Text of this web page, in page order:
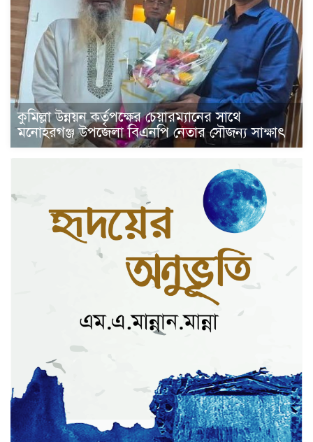
কুমিল্লা উন্নয়ন কর্তৃপক্ষের চেয়ারম্যানের সাথে
মনোহরগঞ্জ উপজেলা বিএনপি নেতার সৌজন্য সাক্ষাৎ